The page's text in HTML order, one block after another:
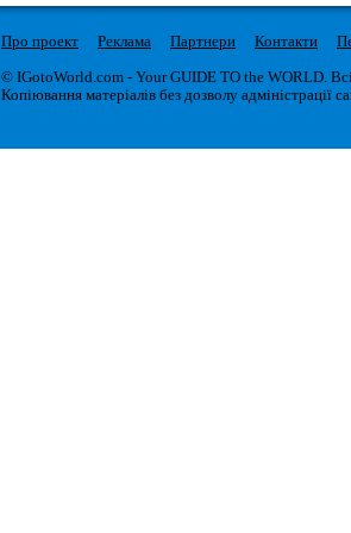
Про проект Реклама Партнери Контакти
© IGotoWorld.com - Your GUIDE TO the WORLD. Всі
Копіювання матеріалів без дозволу адміністрації